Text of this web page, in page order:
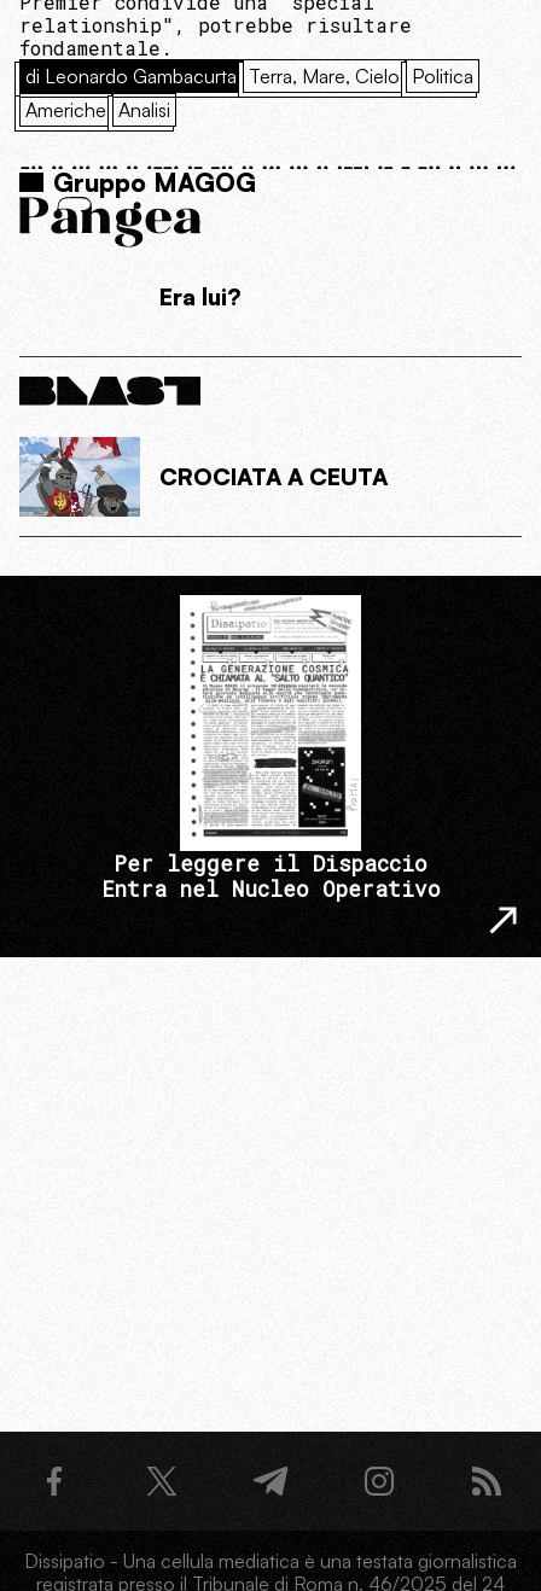
relationship", potrebbe risultare
fondamentale.
di Leonardo Gambacurta Terra, Mare, Cielo Politica
Americhe Analisi
Gruppo MAGOG
Era lui?
CROCIATA A CEUTA
Per leggere il Dispaccio
Entra nel Nucleo Operativo
Dissipatio - Una cellula mediatica è una testata giornalistica
registrata presso il Tribunale di Roma n. 46/2025 del 24